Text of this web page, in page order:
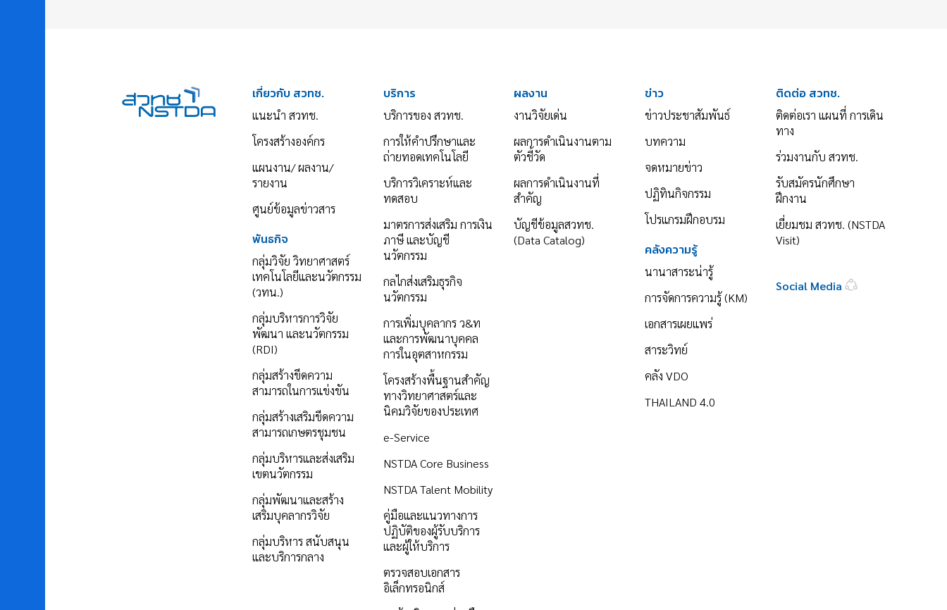
เกี่ยวกับ สวทช.
แนะนำ สวทช.
โครงสร้างองค์กร
แผนงาน/ ผลงาน/
รายงาน
ศูนย์ข้อมูลข่าวสาร
พันธกิจ
กลุ่มวิจัย วิทยาศาสตร์
เทคโนโลยีและนวัตกรรม
(วทน.)
กลุ่มบริหารการวิจัย
พัฒนา และนวัตกรรม
(RDI)
กลุ่มสร้างขีดความ
สามารถในการแข่งขัน
กลุ่มสร้างเสริมขีดความ
สามารถเกษตรชุมชน
กลุ่มบริหารและส่งเสริม
เขตนวัตกรรม
กลุ่มพัฒนาและสร้าง
เสริมบุคลากรวิจัย
กลุ่มบริหาร สนับสนุน
และบริการกลาง
บริการ
บริการของ สวทช.
การให้คำปรึกษาและ
ถ่ายทอดเทคโนโลยี
บริการวิเคราะห์และ
ทดสอบ
มาตรการส่งเสริม การเงิน
ภาษี และบัญชี
นวัตกรรม
กลไกส่งเสริมธุรกิจ
นวัตกรรม
การเพิ่มบุคลากร ว&ท
และการพัฒนาบุคคล
การในอุตสาหกรรม
โครงสร้างพื้นฐานสำคัญ
ทางวิทยาศาสตร์และ
นิคมวิจัยของประเทศ
e-Service
NSTDA Core Business
NSTDA Talent Mobility
คู่มือและแนวทางการ
ปฏิบัติของผู้รับบริการ
และผู้ให้บริการ
ตรวจสอบเอกสาร
อิเล็กทรอนิกส์
ผลงาน
งานวิจัยเด่น
ผลการดำเนินงานตาม
ตัวชี้วัด
ผลการดำเนินงานที่
สำคัญ
บัญชีข้อมูลสวทช.
(Data Catalog)
ข่าว
ข่าวประชาสัมพันธ์
บทความ
จดหมายข่าว
ปฏิทินกิจกรรม
โปรแกรมฝึกอบรม
คลังความรู้
นานาสาระน่ารู้
การจัดการความรู้ (KM)
เอกสารเผยแพร่
สาระวิทย์
คลัง VDO
THAILAND 4.0
ติดต่อ สวทช.
ติดต่อเรา แผนที่ การเดิน
ทาง
ร่วมงานกับ สวทช.
รับสมัครนักศึกษา
ฝึกงาน
เยี่ยมชม สวทช. (NSTDA
Visit)
Social Media